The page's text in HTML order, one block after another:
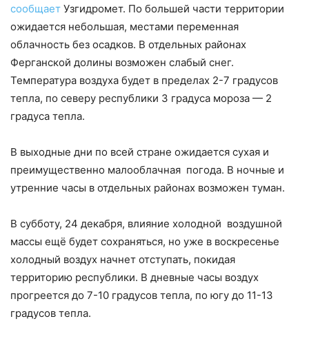
сообщает Узгидромет. По большей части территории
ожидается небольшая, местами переменная
облачность без осадков. В отдельных районах
Ферганской долины возможен слабый снег.
Температура воздуха будет в пределах 2-7 градусов
тепла, по северу республики 3 градуса мороза — 2
градуса тепла.
В выходные дни по всей стране ожидается сухая и
преимущественно малооблачная погода. В ночные и
утренние часы в отдельных районах возможен туман.
В субботу, 24 декабря, влияние холодной воздушной
массы ещё будет сохраняться, но уже в воскресенье
холодный воздух начнет отступать, покидая
территорию республики. В дневные часы воздух
прогреется до 7-10 градусов тепла, по югу до 11-13
градусов тепла.